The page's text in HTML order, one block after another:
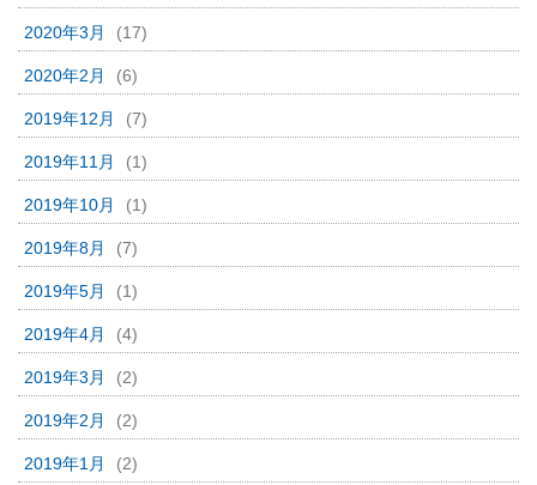
2020年3月 (17)
2020年2月 (6)
2019年12月 (7)
2019年11月 (1)
2019年10月 (1)
2019年8月 (7)
2019年5月 (1)
2019年4月 (4)
2019年3月 (2)
2019年2月 (2)
2019年1月 (2)